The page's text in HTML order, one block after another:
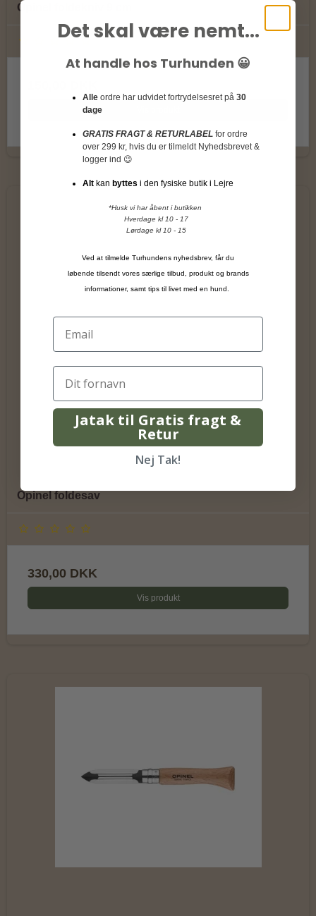
Opinel foldekniv 9 cm
Opinel foldesav
330,00 DKK
Vis produkt
Det skal være nemt...
At handle hos Turhunden 😀
Alle ordre har udvidet fortrydelsesret på 30
dage
GRATIS FRAGT & RETURLABEL for ordre
over 299 kr, hvis du er tilmeldt Nyhedsbrevet &
logger ind 😉
Alt kan byttes i den fysiske butik i Lejre
*Husk vi har åbent i butikken
Hverdage kl 10 - 17
Lørdage kl 10 - 15
Ved at tilmelde Turhundens nyhedsbrev, får du
løbende tilsendt vores særlige tilbud, produkt og brands
informationer, samt tips til livet med en hund.
Jatak til Gratis fragt &
Retur
Nej Tak!